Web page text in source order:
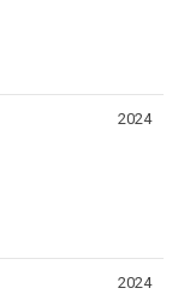
2024
2024